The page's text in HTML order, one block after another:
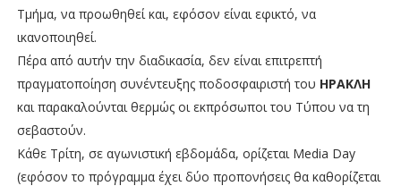
Τμήμα, να προωθηθεί και, εφόσον είναι εφικτό, να
ικανοποιηθεί.
Πέρα από αυτήν την διαδικασία, δεν είναι επιτρεπτή
πραγματοποίηση συνέντευξης ποδοσφαιριστή του ΗΡΑΚΛΗ
και παρακαλούνται θερμώς οι εκπρόσωποι του Τύπου να τη
σεβαστούν.
Κάθε Τρίτη, σε αγωνιστική εβδομάδα, ορίζεται Media Day
(εφόσον το πρόγραμμα έχει δύο προπονήσεις θα καθορίζεται